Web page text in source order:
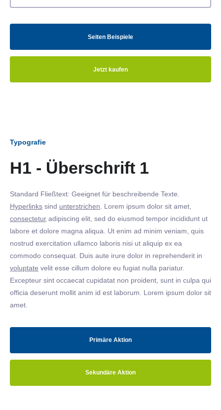
Seiten Beispiele
Jetzt kaufen
Typografie
H1 - Überschrift 1
Standard Fließtext: Geeignet für beschreibende Texte.
Hyperlinks sind unterstrichen . Lorem ipsum dolor sit amet,
consectetur adipiscing elit, sed do eiusmod tempor incididunt ut
labore et dolore magna aliqua. Ut enim ad minim veniam, quis
nostrud exercitation ullamco laboris nisi ut aliquip ex ea
commodo consequat. Duis aute irure dolor in reprehenderit in
voluptate velit esse cillum dolore eu fugiat nulla pariatur.
Excepteur sint occaecat cupidatat non proident, sunt in culpa qui
officia deserunt mollit anim id est laborum. Lorem ipsum dolor sit
amet.
Primäre Aktion
Sekundäre Aktion